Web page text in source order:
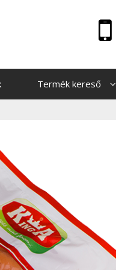
Termék kereső